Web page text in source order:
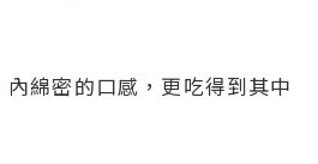
綿密的口感，更吃得到其中